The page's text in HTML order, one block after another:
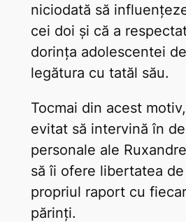
niciodată să
cei doi și că a
dorința adolescentei
legătura cu tatăl său.
Tocmai din acest
evitat să intervină în
personale ale
să îi ofere libertatea
propriul raport cu
părinți.